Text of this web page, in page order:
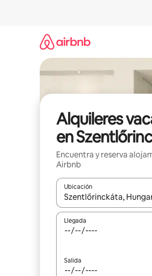
Alquileres
en
Encuentra y reserva
Airbnb
Ubicación
Cuando los resultados
Llegada
Salida